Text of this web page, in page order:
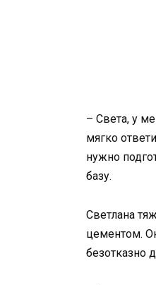
– Света, у
мягко
нужно
базу.
Светлана
цементом.
безотказно